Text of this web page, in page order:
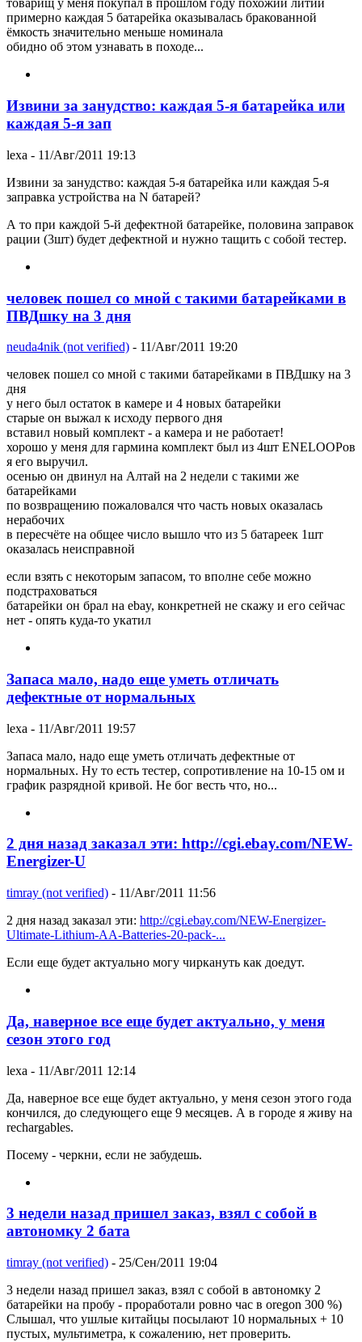
товарищ у меня покупал в прошлом году похожий литий
примерно каждая 5 батарейка оказывалась бракованной
ёмкость значительно меньше номинала
обидно об этом узнавать в походе...
Извини за занудство: каждая 5-я батарейка или
каждая 5-я зап
lexa - 11/Авг/2011 19:13
Извини за занудство: каждая 5-я батарейка или каждая 5-я
заправка устройства на N батарей?
А то при каждой 5-й дефектной батарейке, половина заправок
рации (3шт) будет дефектной и нужно тащить с собой тестер.
человек пошел со мной с такими батарейками в
ПВДшку на 3 дня
neuda4nik (not verified) - 11/Авг/2011 19:20
человек пошел со мной с такими батарейками в ПВДшку на 3
дня
у него был остаток в камере и 4 новых батарейки
старые он выжал к исходу первого дня
вставил новый комплект - а камера и не работает!
хорошо у меня для гармина комплект был из 4шт ENELOOPов
я его выручил.
осенью он двинул на Алтай на 2 недели с такими же
батарейками
по возвращению пожаловался что часть новых оказалась
нерабочих
в пересчёте на общее число вышло что из 5 батареек 1шт
оказалась неисправной
если взять с некоторым запасом, то вполне себе можно
подстраховаться
батарейки он брал на ebay, конкретней не скажу и его сейчас
нет - опять куда-то укатил
Запаса мало, надо еще уметь отличать
дефектные от нормальных
lexa - 11/Авг/2011 19:57
Запаса мало, надо еще уметь отличать дефектные от
нормальных. Ну то есть тестер, сопротивление на 10-15 ом и
график разрядной кривой. Не бог весть что, но...
2 дня назад заказал эти: http://cgi.ebay.com/NEW-
Energizer-U
timray (not verified) - 11/Авг/2011 11:56
2 дня назад заказал эти: http://cgi.ebay.com/NEW-Energizer-
Ultimate-Lithium-AA-Batteries-20-pack-...
Если еще будет актуально могу чиркануть как доедут.
Да, наверное все еще будет актуально, у меня
сезон этого год
lexa - 11/Авг/2011 12:14
Да, наверное все еще будет актуально, у меня сезон этого года
кончился, до следующего еще 9 месяцев. А в городе я живу на
rechargables.
Посему - черкни, если не забудешь.
3 недели назад пришел заказ, взял с собой в
автономку 2 бата
timray (not verified) - 25/Сен/2011 19:04
3 недели назад пришел заказ, взял с собой в автономку 2
батарейки на пробу - проработали ровно час в oregon 300 %)
Слышал, что ушлые китайцы посылают 10 нормальных + 10
пустых, мультиметра, к сожалению, нет проверить.